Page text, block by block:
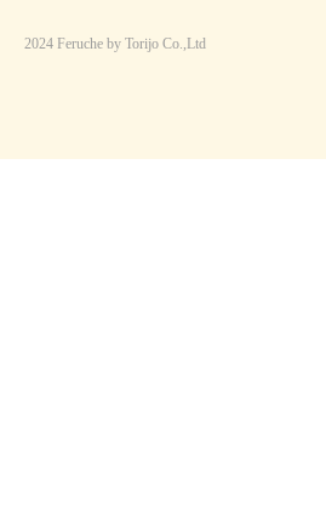
2024 Feruche by Torijo Co.,Ltd